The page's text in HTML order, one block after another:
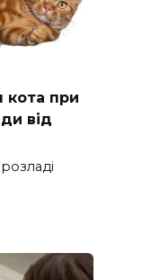
кота при
від